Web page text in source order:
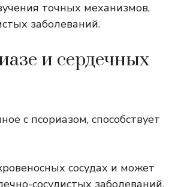
точных механизмов,
заболеваний.
и сердечных
с псориазом, способствует
сосудах и может